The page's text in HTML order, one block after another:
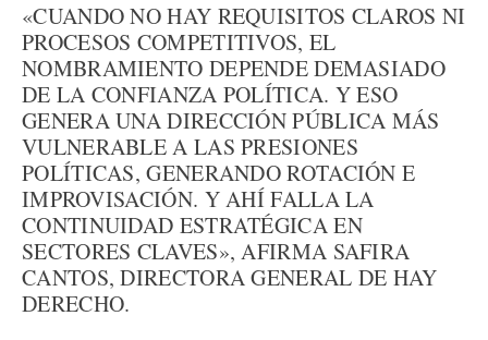
«CUANDO NO HAY REQUISITOS CLAROS NI
PROCESOS COMPETITIVOS, EL
NOMBRAMIENTO DEPENDE DEMASIADO
DE LA CONFIANZA POLÍTICA. Y ESO
GENERA UNA DIRECCIÓN PÚBLICA MÁS
VULNERABLE A LAS PRESIONES
POLÍTICAS, GENERANDO ROTACIÓN E
IMPROVISACIÓN. Y AHÍ FALLA LA
CONTINUIDAD ESTRATÉGICA EN
SECTORES CLAVES», AFIRMA SAFIRA
CANTOS, DIRECTORA GENERAL DE HAY
DERECHO.